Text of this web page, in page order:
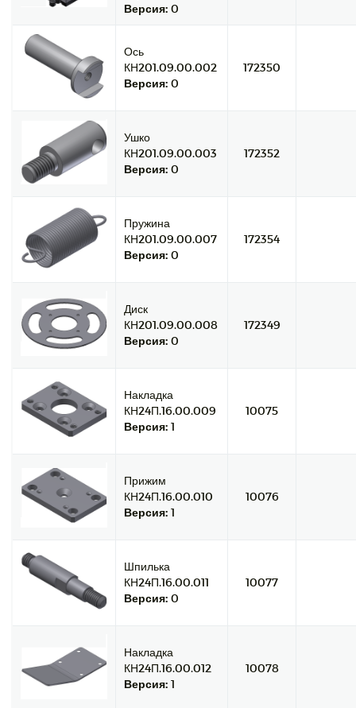
Версия: 0
Ось
КН201.09.00.002
Версия: 0
172350
Ушко
КН201.09.00.003
Версия: 0
172352
Пружина
КН201.09.00.007
Версия: 0
172354
Диск
КН201.09.00.008
Версия: 0
172349
Накладка
КН24П.16.00.009
Версия: 1
10075
Прижим
КН24П.16.00.010
Версия: 1
10076
Шпилька
КН24П.16.00.011
Версия: 0
10077
Накладка
КН24П.16.00.012
Версия: 1
10078